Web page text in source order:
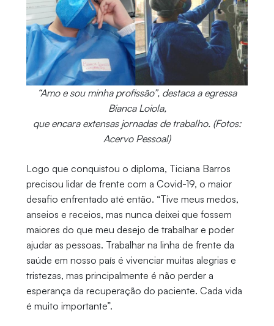
“Amo e sou minha profissão”, destaca a egressa
Bianca Loiola,
que encara extensas jornadas de trabalho. (Fotos:
Acervo Pessoal)
Logo que conquistou o diploma, Ticiana Barros
precisou lidar de frente com a Covid-19, o maior
desafio enfrentado até então. “Tive meus medos,
anseios e receios, mas nunca deixei que fossem
maiores do que meu desejo de trabalhar e poder
ajudar as pessoas. Trabalhar na linha de frente da
saúde em nosso país é vivenciar muitas alegrias e
tristezas, mas principalmente é não perder a
esperança da recuperação do paciente. Cada vida
é muito importante”.